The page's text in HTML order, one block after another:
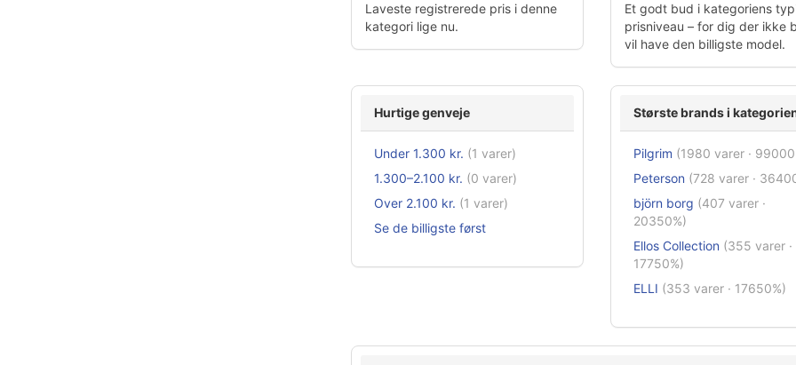
Laveste registrerede pris i denne
kategori lige nu.
Et godt bud i kategoriens
prisniveau – for dig der ikke
vil have den billigste model.
Hurtige genveje
Under 1.300 kr. (1 varer)
1.300–2.100 kr. (0 varer)
Over 2.100 kr. (1 varer)
Se de billigste først
Største brands i
Pilgrim (1980 varer ·
Peterson (728 varer ·
björn borg (407 varer ·
20350%)
Ellos Collection (355 varer ·
17750%)
ELLI (353 varer · 17650%)